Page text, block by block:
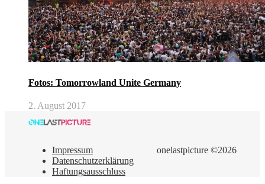
Fotos: Tomorrowland Unite Germany
2. August 2017
onelastpicture ©2026
Impressum
Datenschutzerklärung
Haftungsausschluss